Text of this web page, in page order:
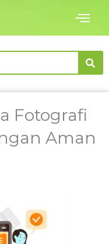
Fotografi
Aman